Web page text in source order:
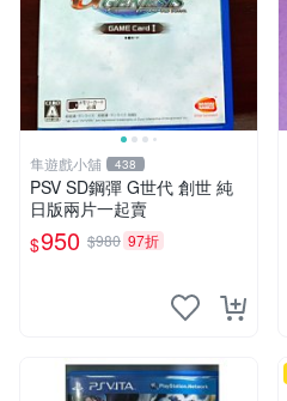
隼遊戲小舖 438
PSV SD鋼彈 G世代 創世 純
日版兩片一起賣
$950 $980 97折